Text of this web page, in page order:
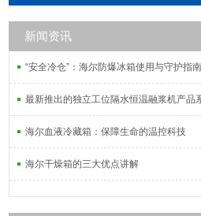
新闻资讯
“安全冷仓”：海尔防爆冰箱使用与守护指南
最新推出的独立工位隔水恒温融浆机产品
海尔血液冷藏箱：保障生命的温控科技
海尔干燥箱的三大优点讲解